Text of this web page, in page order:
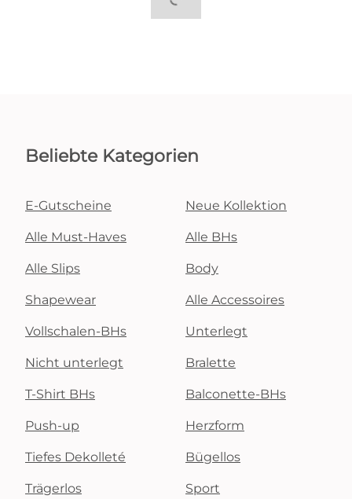
Beliebte Kategorien
E-Gutscheine Neue Kollektion
Alle Must-Haves Alle BHs
Alle Slips Body
Shapewear Alle Accessoires
Vollschalen-BHs Unterlegt
Nicht unterlegt Bralette
T-Shirt BHs Balconette-BHs
Push-up Herzform
Tiefes Dekolleté Bügellos
Trägerlos Sport